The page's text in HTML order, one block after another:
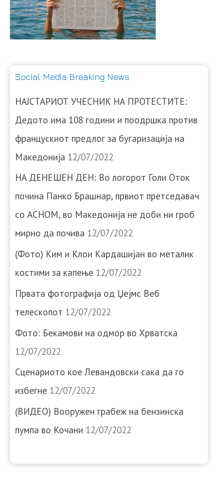
Social Media Breaking News
НАЈСТАРИОТ УЧЕСНИК НА ПРОТЕСТИТЕ:
Дедото има 108 години и поодршка против
францускиот предлог за бугаризација на
Македонија 12/07/2022
НА ДЕНЕШЕН ДЕН: Во логорот Голи Оток
почина Панко Брашнар, првиот претседавач
со АСНОМ, во Македонија не доби ни гроб
мирно да почива 12/07/2022
(Фото) Ким и Клои Кардашијан во металик
костими за капење 12/07/2022
Првата фотографија од Џејмс Веб
телескопот 12/07/2022
Фото: Бекамови на одмор во Хрватска
12/07/2022
Сценариото кое Левандовски сака да го
избегне 12/07/2022
(ВИДЕО) Вооружен грабеж на бензинска
пумпа во Кочани 12/07/2022